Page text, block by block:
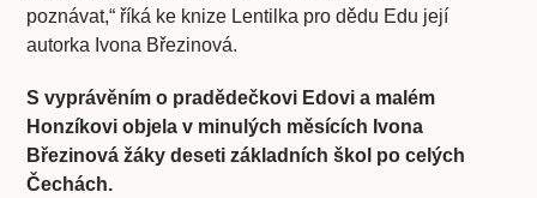
poznávat,“ říká ke knize Lentilka pro dědu Edu její
autorka Ivona Březinová.
S vyprávěním o pradědečkovi Edovi a malém
Honzíkovi objela v minulých měsících Ivona
Březinová žáky deseti základních škol po celých
Čechách.